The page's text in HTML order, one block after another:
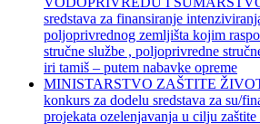
sredstava za finansiranje
poljoprivrednog zemljišta kojim
stručne službe , poljoprivredne
iri tamiš ‒ putem nabavke opreme
MINISTARSTVO ZAŠTITE
konkurs za dodelu sredstava za su/
projekata ozelenjavanja u cilju